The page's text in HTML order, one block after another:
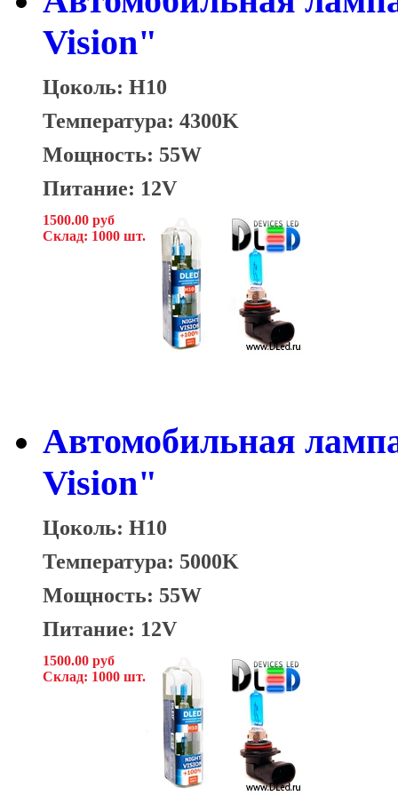
Vision"
Цоколь: H10
Температура: 4300K
Мощность: 55W
Питание: 12V
1500.00 руб
Склад: 1000 шт.
Автомобильная
Vision"
Цоколь: H10
Температура: 5000K
Мощность: 55W
Питание: 12V
1500.00 руб
Склад: 1000 шт.